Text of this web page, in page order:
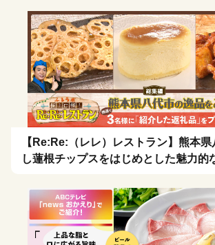
【Re:Re:（レレ）レストラン】熊本県
し蓮根チップスをはじめとした魅力的